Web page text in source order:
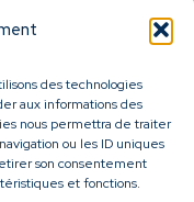
des technologies
aux informations des
nous permettra de traiter
ou les ID uniques
son consentement
et fonctions.
(PNP)
au Campus
et mentale des